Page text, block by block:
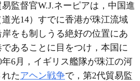
監督官W.J.ネーピアは，中国進
光14）すでに香港が珠江流域
をも制しうる絶好の位置にあ
あることに目をつけ，本国に
6月，イギリス艦隊が珠江の河
たアヘン戦争で，第2代貿易監